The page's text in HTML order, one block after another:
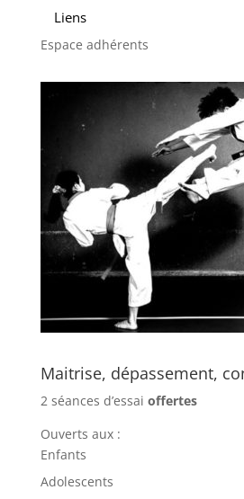
Liens
Espace adhérents
Maitrise, dépassement,
2 séances d’essai offertes
Ouverts aux :
Enfants
Adolescents